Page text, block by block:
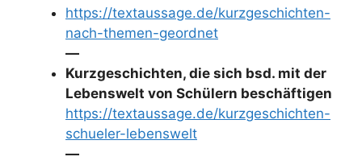
https://textaussage.de/kurzgeschichten-
nach-themen-geordnet
—
Kurzgeschichten, die sich bsd. mit der
Lebenswelt von Schülern beschäftigen
https://textaussage.de/kurzgeschichten-
schueler-lebenswelt
—